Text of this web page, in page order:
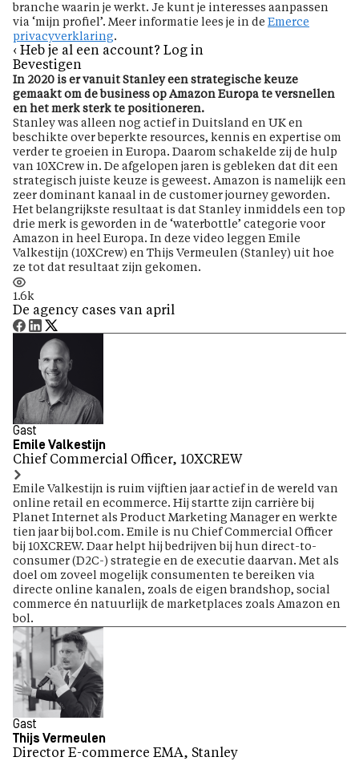
branche waarin je werkt. Je kunt je interesses aanpassen
via ‘mijn profiel’. Meer informatie lees je in de Emerce
privacyverklaring.
‹ Heb je al een account? Log in
Bevestigen
In 2020 is er vanuit Stanley een strategische keuze
gemaakt om de business op Amazon Europa te versnellen
en het merk sterk te positioneren.
Stanley was alleen nog actief in Duitsland en UK en
beschikte over beperkte resources, kennis en expertise om
verder te groeien in Europa. Daarom schakelde zij de hulp
van 10XCrew in. De afgelopen jaren is gebleken dat dit een
strategisch juiste keuze is geweest. Amazon is namelijk een
zeer dominant kanaal in de customer journey geworden.
Het belangrijkste resultaat is dat Stanley inmiddels een top
drie merk is geworden in de ‘waterbottle’ categorie voor
Amazon in heel Europa. In deze video leggen Emile
Valkestijn (10XCrew) en Thijs Vermeulen (Stanley) uit hoe
ze tot dat resultaat zijn gekomen.
1.6k
De agency cases van april
Gast
Emile Valkestijn
Chief Commercial Officer, 10XCREW
Emile Valkestijn is ruim vijftien jaar actief in de wereld van
online retail en ecommerce. Hij startte zijn carrière bij
Planet Internet als Product Marketing Manager en werkte
tien jaar bij bol.com. Emile is nu Chief Commercial Officer
bij 10XCREW. Daar helpt hij bedrijven bij hun direct-to-
consumer (D2C-) strategie en de executie daarvan. Met als
doel om zoveel mogelijk consumenten te bereiken via
directe online kanalen, zoals de eigen brandshop, social
commerce én natuurlijk de marketplaces zoals Amazon en
bol.
Gast
Thijs Vermeulen
Director E-commerce EMA, Stanley